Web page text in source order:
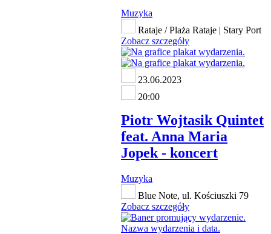
Muzyka
Rataje / Plaża Rataje | Stary Port
Zobacz szczegóły
23.06.2023
20:00
Piotr Wojtasik Quintet
feat. Anna Maria
Jopek - koncert
Muzyka
Blue Note, ul. Kościuszki 79
Zobacz szczegóły